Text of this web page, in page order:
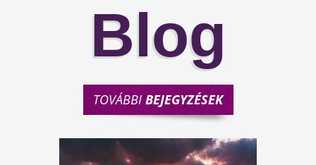
Blog
TOVÁBBIBEJEGYZÉSEK